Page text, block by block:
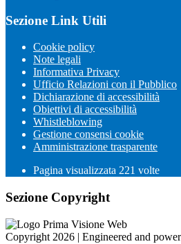
Sezione Link Utili
Cookie policy
Note legali
Informativa Privacy
Ufficio Relazioni con il Pubblico
Dichiarazione di accessibilità
Obiettivi di accessibilità
Whistleblowing
Gestione consensi cookie
Amministrazione trasparente
Pagina visualizzata 221 volte
Sezione Copyright
Copyright 2026 | Engineered and